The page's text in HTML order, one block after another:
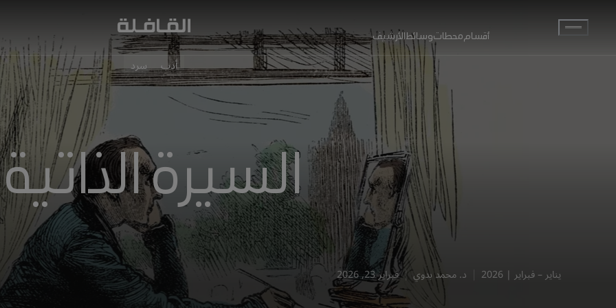
أقسام محطاتوسائطالأرشيف
أدب سرد
السيرة الذاتية
يناير – فبراير | 2026 د. محمد بدوي فبراير 23, 2026